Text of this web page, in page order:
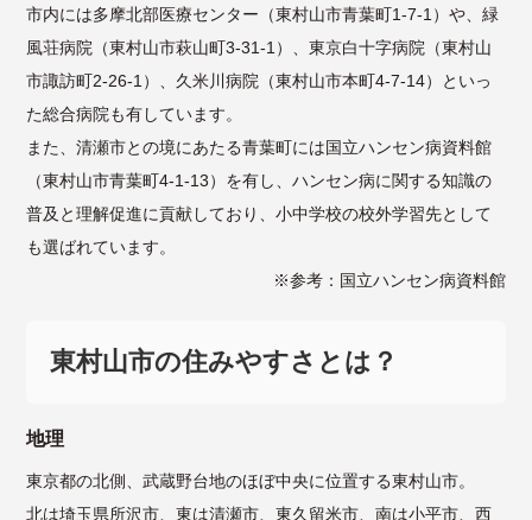
市内には多摩北部医療センター（東村山市青葉町1-7-1）や、緑
風荘病院（東村山市萩山町3-31-1）、東京白十字病院（東村山
市諏訪町2-26-1）、久米川病院（東村山市本町4-7-14）といっ
た総合病院も有しています。
また、清瀬市との境にあたる青葉町には国立ハンセン病資料館
（東村山市青葉町4-1-13）を有し、ハンセン病に関する知識の
普及と理解促進に貢献しており、小中学校の校外学習先として
も選ばれています。
※参考： 国立ハンセン病資料館
東村山市の住みやすさとは？
地理
東京都の北側、武蔵野台地のほぼ中央に位置する東村山市。
北は埼玉県所沢市、東は清瀬市、東久留米市、南は小平市、西